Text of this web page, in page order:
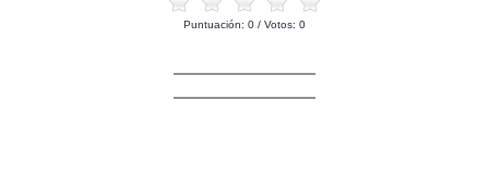
Puntuación: 0 / Votos: 0